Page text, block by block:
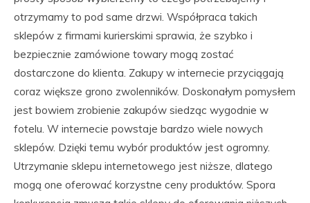
otrzymamy to pod same drzwi. Współpraca takich
sklepów z firmami kurierskimi sprawia, że szybko i
bezpiecznie zamówione towary mogą zostać
dostarczone do klienta. Zakupy w internecie przyciągają
coraz większe grono zwolenników. Doskonałym pomysłem
jest bowiem zrobienie zakupów siedząc wygodnie w
fotelu. W internecie powstaje bardzo wiele nowych
sklepów. Dzięki temu wybór produktów jest ogromny.
Utrzymanie sklepu internetowego jest niższe, dlatego
mogą one oferować korzystne ceny produktów. Spora